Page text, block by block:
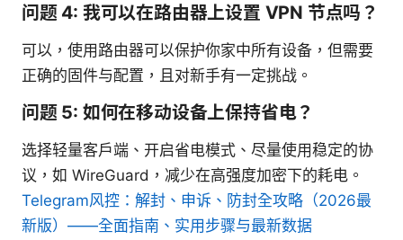
问题 4: 我可以在路由器上设置 VPN 节点吗？
可以，使用路由器可以保护你家中所有设备，但需要
正确的固件与配置，且对新手有一定挑战。
问题 5: 如何在移动设备上保持省电？
选择轻量客户端、开启省电模式、尽量使用稳定的协
议，如 WireGuard，减少在高强度加密下的耗电。
Telegram风控：解封、申诉、防封全攻略（2026最
新版）——全面指南、实用步骤与最新数据